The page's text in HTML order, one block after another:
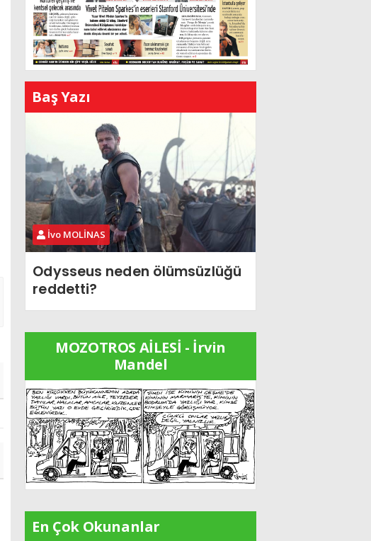
Baş Yazı
İvo MOLİNAS
Odysseus neden ölümsüzlüğü
reddetti?
MOZOTROS AİLESİ - İrvin
Mandel
En Çok Okunanlar